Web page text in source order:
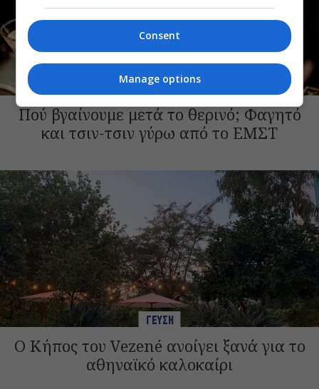
ΒΓΑΙΝΟΥΜΕ ΕΞΩ
Πού βγαίνουμε μετά το θερινό; Φαγητό
και τσιν-τσιν γύρω από το ΕΜΣΤ
ΓΕΥΣΗ
Ο Κήπος του Vezené ανοίγει ξανά για το
αθηναϊκό καλοκαίρι
Consent
Manage options